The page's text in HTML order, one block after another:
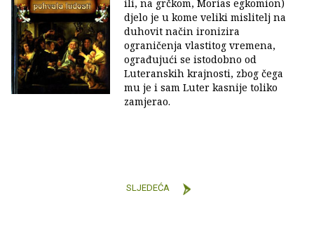
ili, na grčkom, Morias egkomion)
djelo je u kome veliki mislitelj na
duhovit način ironizira
ograničenja vlastitog vremena,
ograđujući se istodobno od
Luteranskih krajnosti, zbog čega
mu je i sam Luter kasnije toliko
zamjerao.
SLJEDEĆA